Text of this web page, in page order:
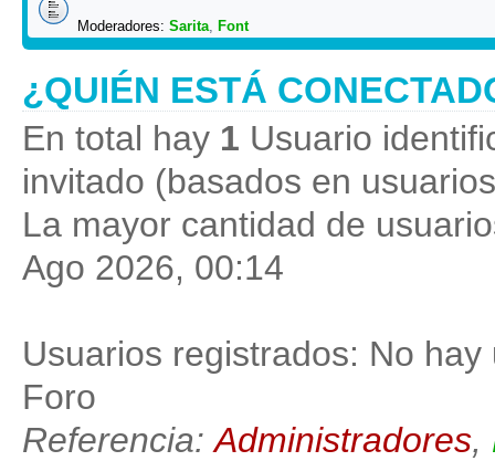
Moderadores: Sarita, Font
¿QUIÉN ESTÁ
En total hay 1 Usuario
invitado (basados en
La mayor cantidad de
Ago 2026, 00:14
Usuarios registrados: No
Foro
Referencia:Administradores,